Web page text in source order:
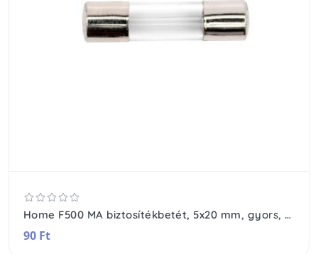
Home F500 MA biztosítékbetét, 5x20 mm, gyors, 500 mA
90 Ft